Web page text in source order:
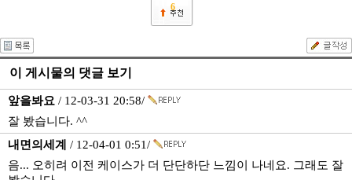
6
이 게시물의 댓글 보기
앞을봐요 / 12-03-31 20:58/
잘 봤습니다. ^^
내면의세계
/ 12-04-01 0:51/
음... 오히려 이전 케이스가 더 단단하단 느낌이 나네요. 그래도 잘